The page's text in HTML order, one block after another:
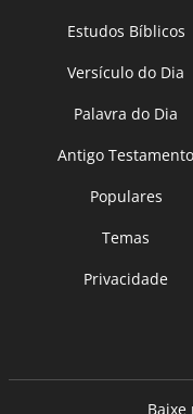
Estudos Bíblicos
Versículo do Dia
Palavra do Dia
Antigo Testamento
Populares
Temas
Privacidade
Baixe